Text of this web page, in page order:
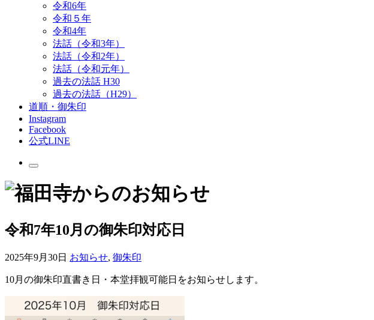
令和6年
令和５年
令和4年
法話（令和3年）
法話（令和2年）
法話（令和元年）
過去の法話 H30
過去の法話（H29）
道順・御朱印
Instagram
Facebook
公式LINE
令和7年10月の御朱印対応日
2025年9月30日 お知らせ, 御朱印
10月の御朱印直書き日・本堂拝観可能日をお知らせします。